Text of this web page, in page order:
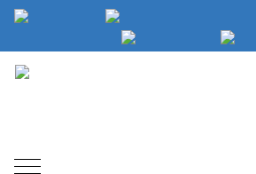
Mobile Menu Toggle